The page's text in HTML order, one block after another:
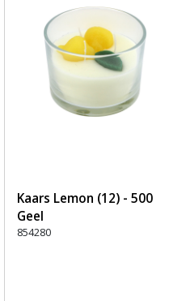
Kaars Lemon (12) - 500
Geel
854280